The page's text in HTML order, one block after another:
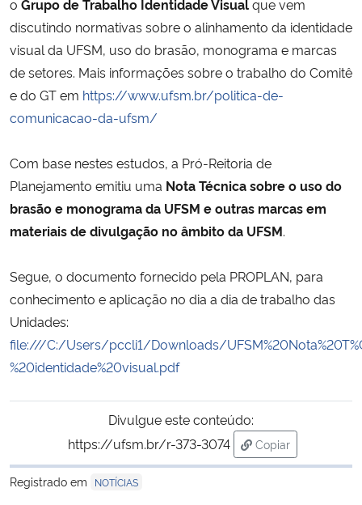
Ministério da Ciência, Tecnologia, Inovações e Comunicações
Ministério do Meio Ambiente
Ministério do Turismo
Controladoria-Geral da União
Ministério da Mulher, da Família e dos Direitos Humanos
Gabinete de Segurança Institucional
Banco Central do Brasil
Planalto
o Grupo de Trabalho Identidade Visualque vem
discutindo normativas sobre o alinhamento da identidade
visual da UFSM, uso do brasão, monograma e marcas
de setores. Mais informações sobre o trabalho do Comitê
e do GT em https://www.ufsm.br/politica-de-
comunicacao-da-ufsm/
Com base nestes estudos, a Pró-Reitoria de
Planejamento emitiu uma Nota Técnica sobre o uso do
brasão e monograma da UFSM e outras marcas em
materiais de divulgação no âmbito da UFSM.
Segue, o documento fornecido pela PROPLAN, para
conhecimento e aplicação no dia a dia de trabalho das
Unidades:
file:///C:/Users/pccli1/Downloads/
%20identidade%20visual.pdf
Divulgue este conteúdo:
https://ufsm.br/r-373-3074
Copiar
para área de
Registrado em
NOTÍCIAS